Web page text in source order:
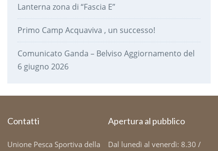
Lanterna zona di “Fascia E”
Primo Camp Acquaviva , un successo!
Comunicato Ganda – Belviso Aggiornamento del
6 giugno 2026
Contatti
Unione Pesca Sportiva della
Apertura al pubblico
Dal lunedì al venerdì: 8.30 /